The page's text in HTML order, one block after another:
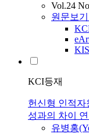
Vol.24
원문보기
KCI등재
헌신형 인적자
성과의 차이
유병홍